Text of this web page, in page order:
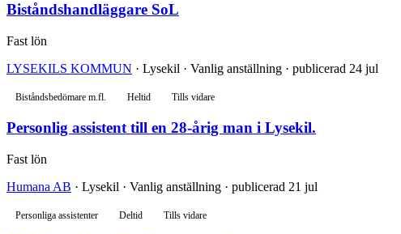
Biståndshandläggare SoL
Fast lön
LYSEKILS KOMMUN · Lysekil · Vanlig anställning · publicerad 24 jul
Biståndsbedömare m.fl. Heltid Tills vidare
Personlig assistent till en 28-årig man i Lysekil.
Fast lön
Humana AB · Lysekil · Vanlig anställning · publicerad 21 jul
Personliga assistenter Deltid Tills vidare